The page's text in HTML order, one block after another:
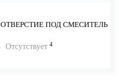
ОТВЕРСТИЕ ПОД СМЕСИТЕЛЬ
Отсутствует 4